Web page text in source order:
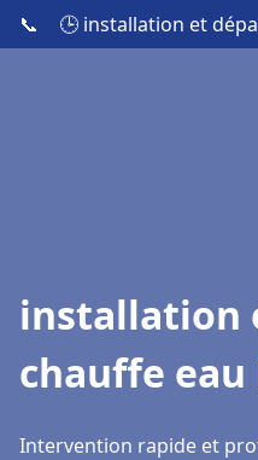
📞 🕒 installation et
installation
chauffe eau
Intervention rapide et